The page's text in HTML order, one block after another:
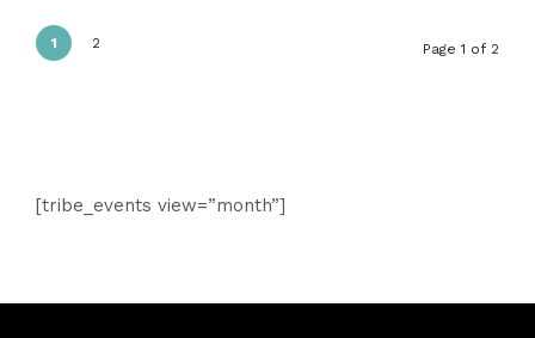
1 2 Page 1 of 2
[tribe_events view=”month”]